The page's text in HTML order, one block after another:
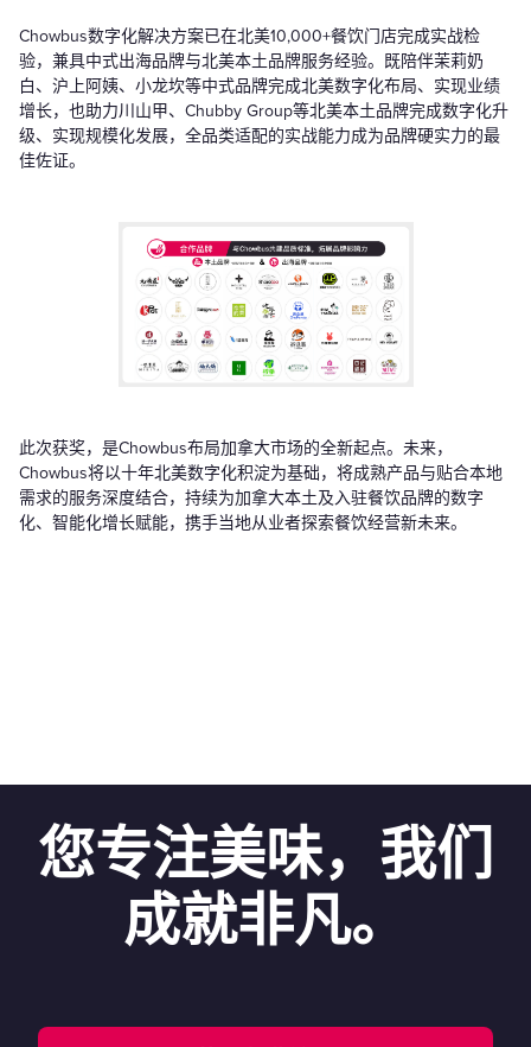
Chowbus数字化解决方案已在北美10,000+餐饮门店完成实战检
验，兼具中式出海品牌与北美本土品牌服务经验。既陪伴茉莉奶
白、沪上阿姨、小龙坎等中式品牌完成北美数字化布局、实现业绩
增长，也助力川山甲、Chubby Group等北美本土品牌完成数字化升
级、实现规模化发展，全品类适配的实战能力成为品牌硬实力的最
佳佐证。
此次获奖，是Chowbus布局加拿大市场的全新起点。未来，
Chowbus将以十年北美数字化积淀为基础，将成熟产品与贴合本地
需求的服务深度结合，持续为加拿大本土及入驻餐饮品牌的数字
化、智能化增长赋能，携手当地从业者探索餐饮经营新未来。
您专注美味，我们
成就非凡。